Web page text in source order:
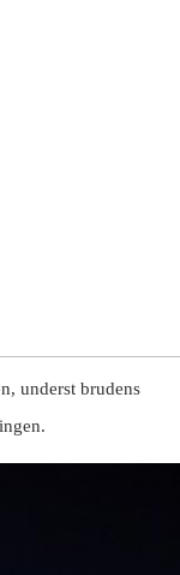
underst brudens